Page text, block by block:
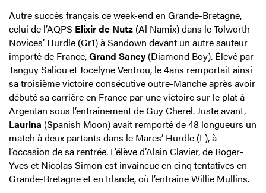
Autre succès français ce week-end en Grande-Bretagne,
celui de l’AQPS Elixir de Nutz (Al Namix) dans le Tolworth
Novices’ Hurdle (Gr1) à Sandown devant un autre sauteur
importé de France,Grand Sancy (Diamond Boy). Élevé par
Tanguy Saliou et Jocelyne Ventrou, le 4ans remportait ainsi
sa troisième victoire consécutive outre-Manche après avoir
débuté sa carrière en France par une victoire sur le plat à
Argentan sous l’entraînement de Guy Cherel. Juste avant,
Laurina (Spanish Moon) avait remporté de 48 longueurs un
match à deux partants dans le Mares’ Hurdle (L), à
l’occasion de sa rentrée. L’élève d’Alain Clavier, de Roger-
Yves et Nicolas Simon est invaincue en cinq tentatives en
Grande-Bretagne et en Irlande, où l’entraîne Willie Mullins.